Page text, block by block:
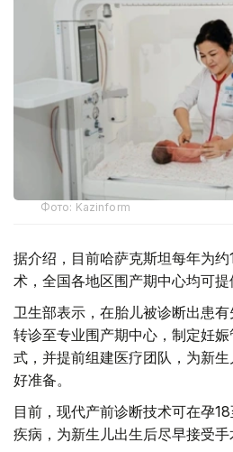
Фото: Kazinform
据介绍，目前哈萨克斯坦每年为
术，全国各地区围产期中心均可提
卫生部表示，在胎儿被诊断出患
转诊至专业围产期中心，制定妊
式，并提前组建医疗团队，为新
好准备。
目前，现代产前诊断技术可在孕
疾病，为新生儿出生后尽早接受手